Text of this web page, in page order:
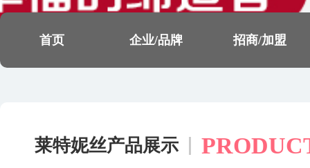
首页 企业/品牌 招商/加盟
莱特妮丝产品展示